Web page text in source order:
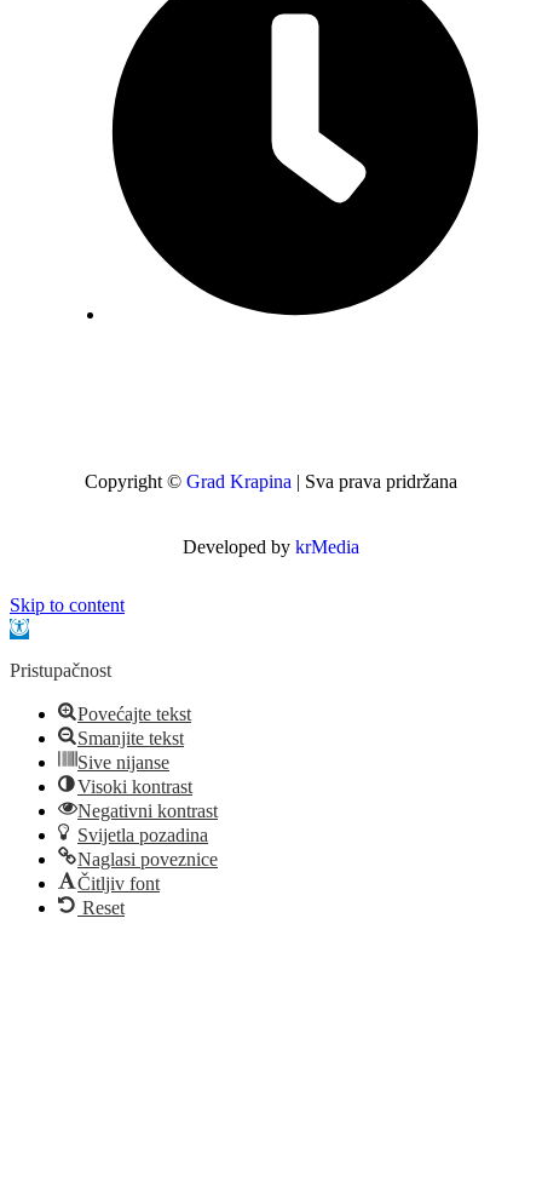
Copyright © Grad Krapina | Sva prava pridržana
Developed by krMedia
Skip to content
Open toolbar
Pristupačnost
Povećajte tekst
Smanjite tekst
Sive nijanse
Visoki kontrast
Negativni kontrast
Svijetla pozadina
Naglasi poveznice
Čitljiv font
Reset